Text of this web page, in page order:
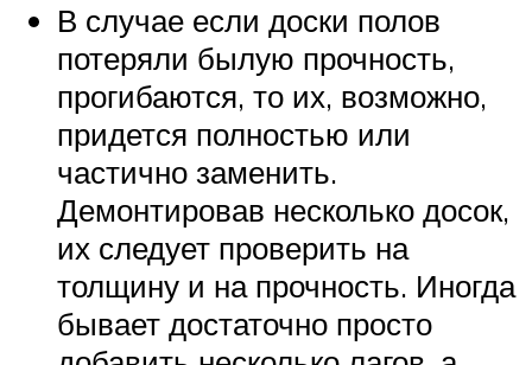
В случае если доски полов
потеряли былую прочность,
прогибаются, то их, возможно,
придется полностью или
частично заменить.
Демонтировав несколько досок,
их следует проверить на
толщину и на прочность. Иногда
бывает достаточно просто